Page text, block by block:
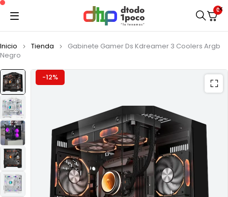
0
Inicio Tienda
Gabinete Gamer Ds Kdreamer 3 Coolers Argb
Negro
-12%